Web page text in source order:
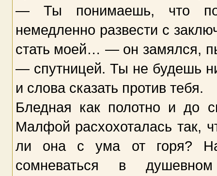
— Ты понимаешь, что
немедленно развести с
стать моей… — он замялся,
— спутницей. Ты не будешь
и слова сказать против тебя.
Бледная как полотно и до
Малфой расхохоталась так,
ли она с ума от горя?
сомневаться в